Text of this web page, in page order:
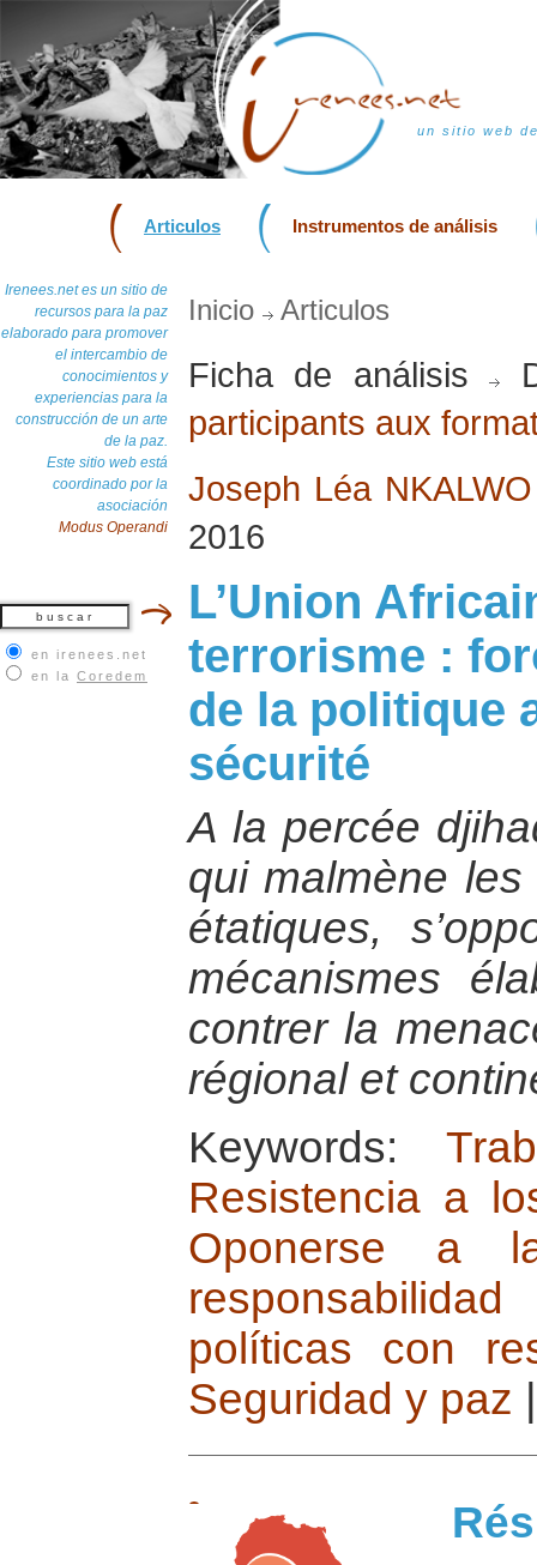
un sitio web
Articulos Instrumentos de análisis
Irenees.net es un sitio de
recursos para la paz
elaborado para promover
el intercambio de
conocimientos y
experiencias para la
construcción de un arte
de la paz.
Este sitio web está
coordinado por la
asociación
Modus Operandi
en irenees.net
en la Coredem
Inicio Articulos
Ficha de análisis
participants aux
Joseph Léa
2016
L’Union
terrorisme :
de la politique
sécurité
A la percée
qui malmène
étatiques,
mécanismes
contrer la
régional et
Keywords:
Resistencia a
Oponerse a
políticas con
Seguridad y paz